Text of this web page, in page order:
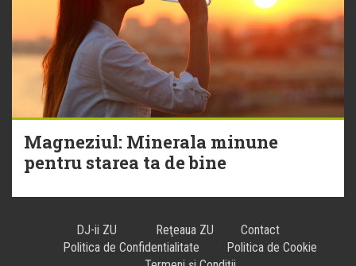
Magneziul: Minerala minune
pentru starea ta de bine
DJ-ii ZU Reţeaua ZU
Contact
Politica de Confidentialitate
Politica de Cookie